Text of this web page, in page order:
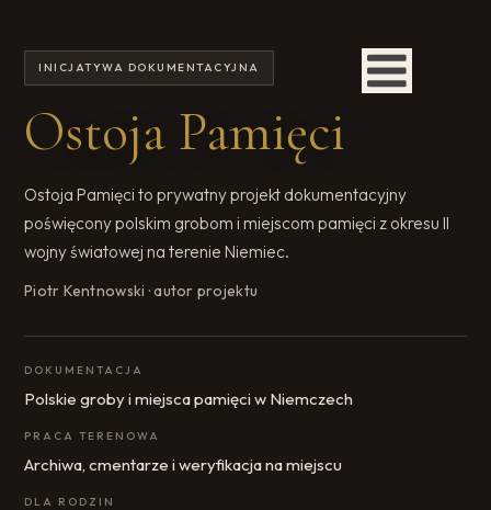
INICJATYWA DOKUMENTACYJNA
Ostoja Pamięci
Ostoja Pamięci to prywatny projekt dokumentacyjny
poświęcony polskim grobom i miejscom pamięci z okresu II
wojny światowej na terenie Niemiec.
Piotr Kentnowski · autor projektu
DOKUMENTACJA
Polskie groby i miejsca pamięci w Niemczech
PRACA TERENOWA
Archiwa, cmentarze i weryfikacja na miejscu
DLA RODZIN